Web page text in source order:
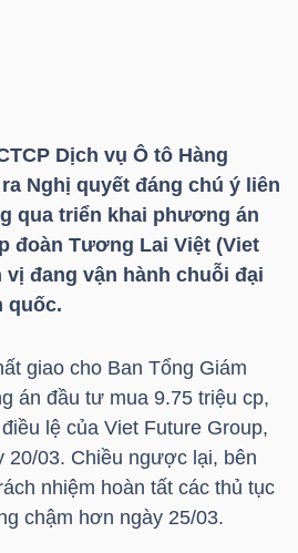
Dịch vụ Ô tô Hàng
Nghị quyết đáng chú ý liên
qua triển khai phương án
đoàn Tương Lai Việt (Viet
đang vận hành chuỗi đại
quốc.
giao cho Ban Tổng Giám
án đầu tư mua 9.75 triệu cp,
lệ của Viet Future Group,
03. Chiều ngược lại, bên
nhiệm hoàn tất các thủ tục
chậm hơn ngày 25/03.